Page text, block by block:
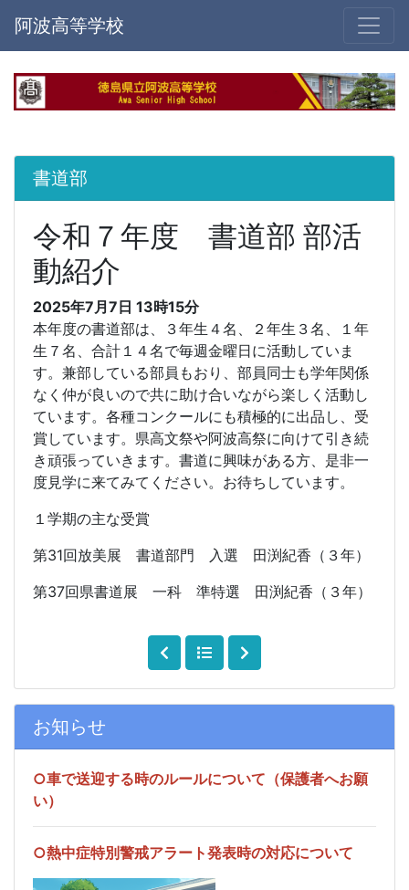
阿波高等学校
お知らせ
○車で送迎する時のルールについて（保護者へお願
い）
○熱中症特別警戒アラート発表時の対応について
書道部
令和７年度 書道部 部活
動紹介
2025年7月7日 13時15分
本年度の書道部は、３年生４名、２年生３名、１年
生７名、合計１４名で毎週金曜日に活動していま
す。兼部している部員もおり、部員同士も学年関係
なく仲が良いので共に助け合いながら楽しく活動し
ています。各種コンクールにも積極的に出品し、受
賞しています。県高文祭や阿波高祭に向けて引き続
き頑張っていきます。書道に興味がある方、是非一
度見学に来てみてください。お待ちしています。
１学期の主な受賞
第31回放美展 書道部門 入選 田渕紀香（３年）
第37回県書道展 一科 準特選 田渕紀香（３年）